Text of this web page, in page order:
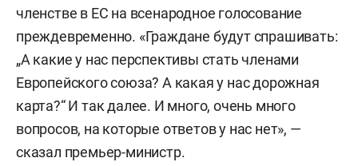
членстве в ЕС на всенародное голосование
преждевременно. «Граждане будут спрашивать:
„А какие у нас перспективы стать членами
Европейского союза? А какая у нас дорожная
карта?“ И так далее. И много, очень много
вопросов, на которые ответов у нас нет», —
сказал премьер-министр.